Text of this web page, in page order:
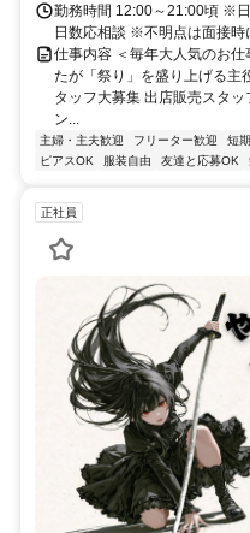
勤務時間 12:00～21:00頃 ※
日数応相談 ※不明点は面接時
仕事内容 ＜毎年大人気のお
たが「祭り」を盛り上げる主
タッフ大募集 出店販売スタ
ン...
主婦・主夫歓迎 フリーター歓迎 短期
ピアスOK
服装自由 友達と応募OK
正社員